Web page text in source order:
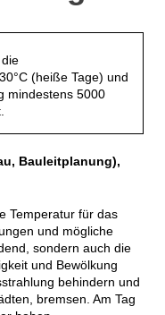
(heiße Tage) und
mindestens 5000
Bauleitplanung),
Temperatur für das
und mögliche
sondern auch die
und Bewölkung
behindern und
bremsen. Am Tag